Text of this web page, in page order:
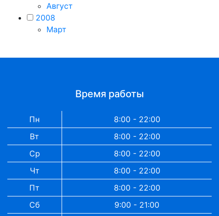
Август
2008
Март
Время работы
Пн
8:00 - 22:00
Вт
8:00 - 22:00
Ср
8:00 - 22:00
Чт
8:00 - 22:00
Пт
8:00 - 22:00
Сб
9:00 - 21:00